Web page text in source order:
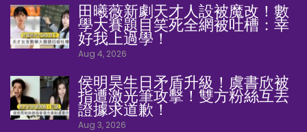
田曦薇新劇天才人設被魔改！數
學大賽題目笑死全網被吐槽：幸
好我上過學！
Aug 4, 2026
侯明昊生日矛盾升級！虞書欣被
指遭激光筆攻擊！雙方粉絲互丟
證據求道歉！
Aug 3, 2026